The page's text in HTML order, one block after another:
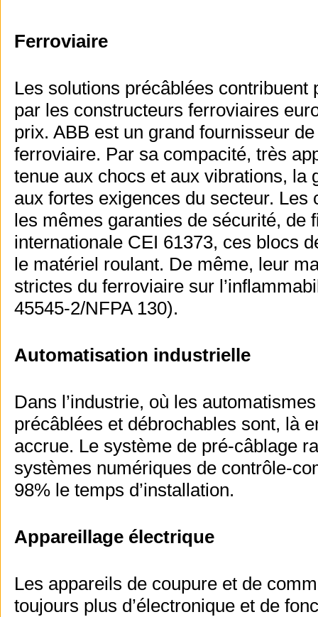
Ferroviaire
Les solutions précâblées contribuent
par les constructeurs ferroviaires
prix. ABB est un grand fournisseur
ferroviaire. Par sa compacité, très
tenue aux chocs et aux vibrations,
aux fortes exigences du secteur.
les mêmes garanties de sécurité, de
internationale CEI 61373, ces blocs
le matériel roulant. De même, leur
strictes du ferroviaire sur
45545-2/NFPA 130).
Automatisation industrielle
Dans l’industrie, où les
précâblées et débrochables sont, là
accrue. Le système de pré-câblage
systèmes numériques de contrôle-
98% le temps d’installation.
Appareillage électrique
Les appareils de coupure et de
toujours plus d’électronique et de